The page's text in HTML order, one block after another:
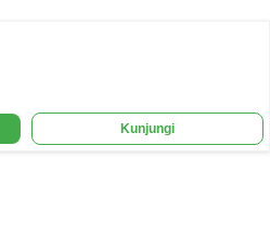
Kunjungi